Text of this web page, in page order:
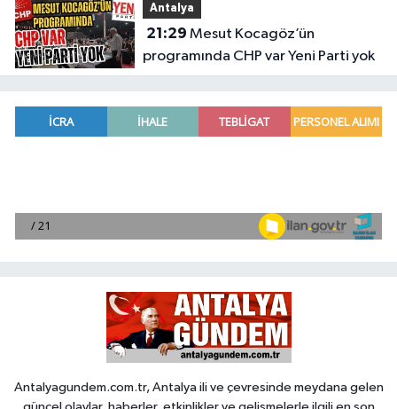
Antalya
21:29
programında CHP var Yeni Parti yok
Antalyagundem.com.tr, Antalya ili ve çevresinde meydana gelen
güncel olaylar, haberler, etkinlikler ve gelişmelerle ilgili en son